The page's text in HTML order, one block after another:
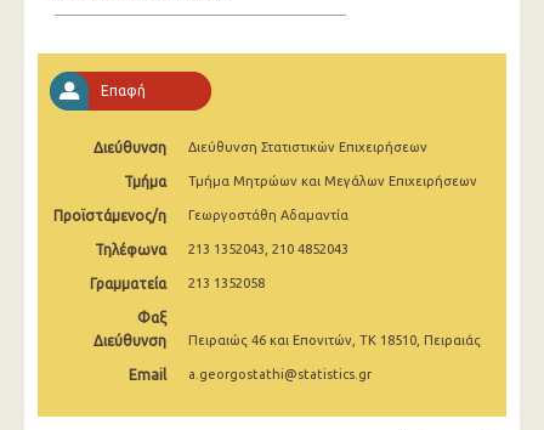
2013
2012
2011
2010
Επαφή
Διεύθυνση Διεύθυνση Στατιστικών Επιχειρήσεων
Τμήμα Τμήμα Μητρώων και Μεγάλων Επιχειρήσεων
Προϊστάμενος/η Γεωργοστάθη Αδαμαντία
Τηλέφωνα 213 1352043, 210 4852043
Γραμματεία 213 1352058
Φαξ
Διεύθυνση
Πειραιώς 46 και Επονιτών, ΤΚ 18510, Πειραιάς
Email a.georgostathi@statistics.gr